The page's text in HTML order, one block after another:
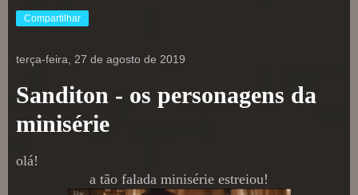
Compartilhar
terça-feira, 27 de agosto de 2019
Sanditon - os personagens da
minisérie
olá!
a tão falada minisérie estreiou!